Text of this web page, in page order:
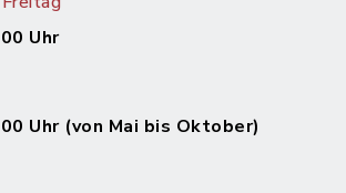
Uhr
Uhr (von Mai bis Oktober)